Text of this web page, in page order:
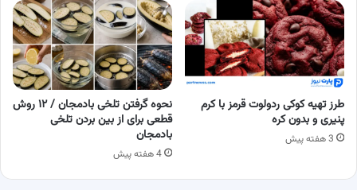
طرز تهیه کوکی ردولوت قرمز با کرم
پنیری و بدون کره
3 هفته پیش
نحوه گرفتن تلخی بادمجان / ۱۲ روش
قطعی برای از بین بردن تلخی
بادمجان
4 هفته پیش